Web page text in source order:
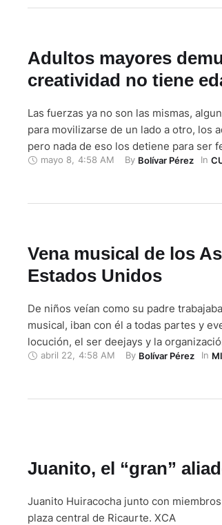
Adultos mayores
creatividad no tiene
Las fuerzas ya no son las mismas,
para movilizarse de un lado a otro, los
pero nada de eso los detiene para ser
ocho adultos mayores de edades
mayo 8 4:58 AM By Bolívar Pérez In
Vena musical de los
Estados Unidos
De niños veían como su padre
musical, iban con él a todas partes y
locución, el ser deejays y la
marca la vida de los hermanos Edwin y
abril 22 4:58 AM By Bolívar Pérez In
Juanito, el “gran”
Juanito Huiracocha junto con
plaza central de Ricaurte. XCA